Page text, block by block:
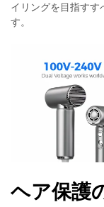
イリングを目指すす
す。
ヘア保護